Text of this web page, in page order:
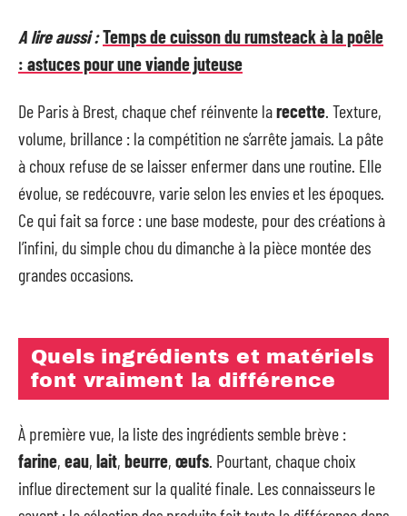
A lire aussi :Temps de cuisson du rumsteack à la poêle
: astuces pour une viande juteuse
De Paris à Brest, chaque chef réinvente larecette. Texture,
volume, brillance : la compétition ne s’arrête jamais. La pâte
à choux refuse de se laisser enfermer dans une routine. Elle
évolue, se redécouvre, varie selon les envies et les époques.
Ce qui fait sa force : une base modeste, pour des créations à
l’infini, du simple chou du dimanche à la pièce montée des
grandes occasions.
Quels ingrédients et matériels
font vraiment la différence
À première vue, la liste des ingrédients semble brève :
farine, eau, lait, beurre, œufs. Pourtant, chaque choix
influe directement sur la qualité finale. Les connaisseurs le